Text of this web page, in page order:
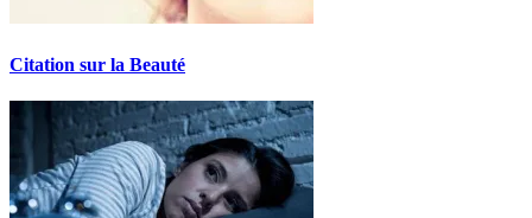
Citation sur la Beauté